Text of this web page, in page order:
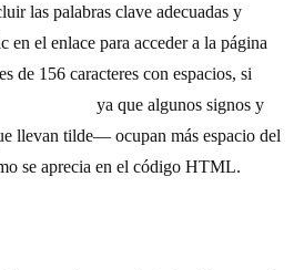
las palabras clave adecuadas y
en el enlace para acceder a la página
de 156 caracteres con espacios, si
ya que algunos signos y
llevan tilde— ocupan más espacio del
se aprecia en el código HTML.